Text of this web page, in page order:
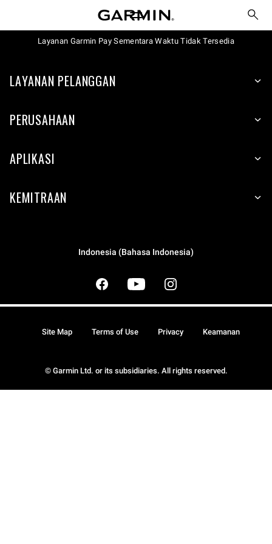
Layanan Garmin Pay Sementara Waktu Tidak Tersedia
LAYANAN PELANGGAN
PERUSAHAAN
APLIKASI
KEMITRAAN
Indonesia (Bahasa Indonesia)
© Garmin Ltd. or its subsidiaries. All rights reserved.
Site Map Terms of Use Privacy Keamanan